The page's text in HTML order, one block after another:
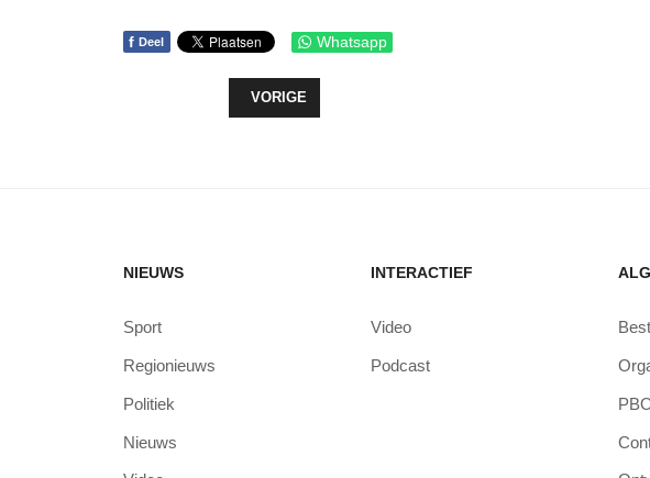
f Deel Whatsapp
VORIG ARTIKEL: APOLLO ENSEMBLE BRENGT HAYDN
VORIGE
NIEUWS
Sport
Regionieuws
Politiek
Nieuws
INTERACTIEF
Video
Podcast